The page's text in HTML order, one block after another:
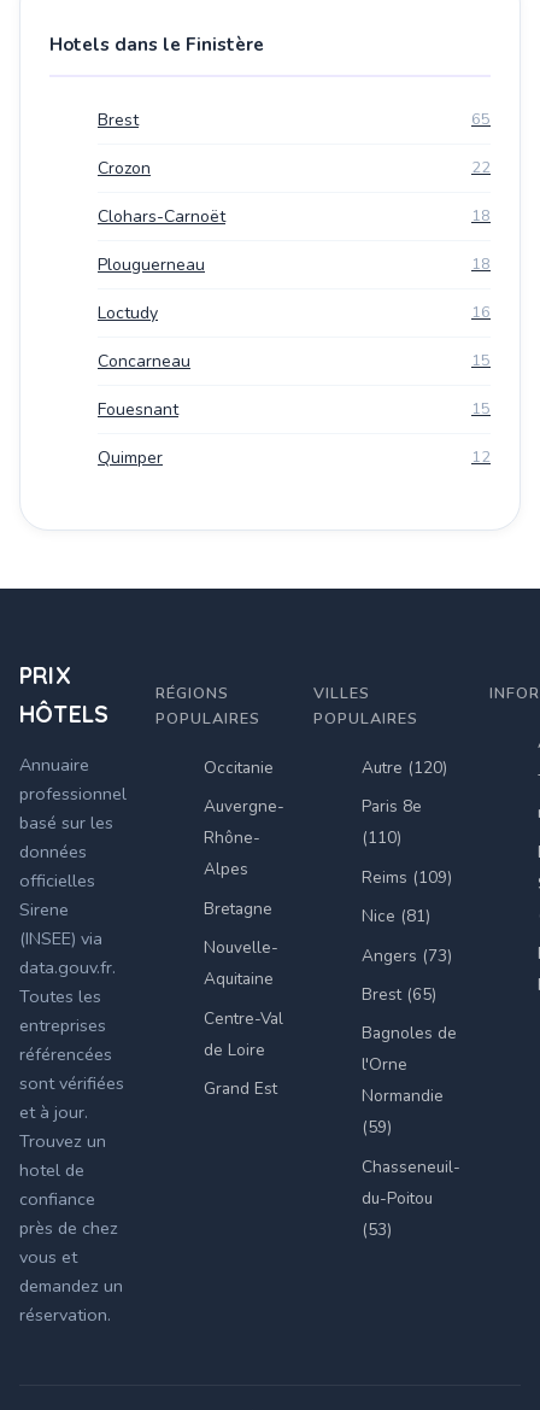
Hotels dans le Finistère
Brest 65
Crozon 22
Clohars-Carnoët 18
Plouguerneau 18
Loctudy 16
Concarneau 15
Fouesnant 15
Quimper 12
PRIX
HÔTELS
Annuaire
professionnel
basé sur les
données
officielles
Sirene
(INSEE) via
data.gouv.fr.
Toutes les
entreprises
référencées
sont vérifiées
et à jour.
Trouvez un
hotel de
confiance
près de chez
vous et
demandez un
réservation.
RÉGIONS
POPULAIRES
Occitanie
Auvergne-
Rhône-
Alpes
Bretagne
Nouvelle-
Aquitaine
Centre-Val
de Loire
Grand Est
VILLES
POPULAIRES
Autre (120)
Paris 8e
(110)
Reims (109)
Nice (81)
Angers (73)
Brest (65)
Bagnoles de
l'Orne
Normandie
(59)
Chasseneuil-
du-Poitou
(53)